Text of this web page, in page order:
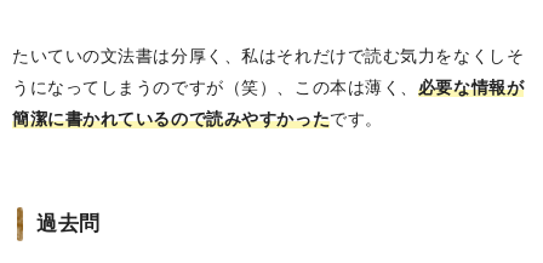
たいていの文法書は分厚く、私はそれだけで読む気力をなくしそ
うになってしまうのですが（笑）、この本は薄く、 必要な情報が
簡潔に書かれているので読みやすかったです。
過去問